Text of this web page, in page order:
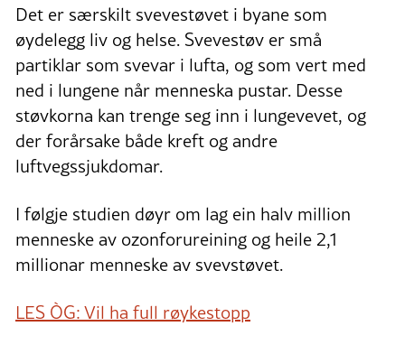
Det er særskilt svevestøvet i byane som
øydelegg liv og helse. Svevestøv er små
partiklar som svevar i lufta, og som vert med
ned i lungene når menneska pustar. Desse
støvkorna kan trenge seg inn i lungevevet, og
der forårsake både kreft og andre
luftvegssjukdomar.
I følgje studien døyr om lag ein halv million
menneske av ozonforureining og heile 2,1
millionar menneske av svevstøvet.
LES ÒG: Vil ha full røykestopp